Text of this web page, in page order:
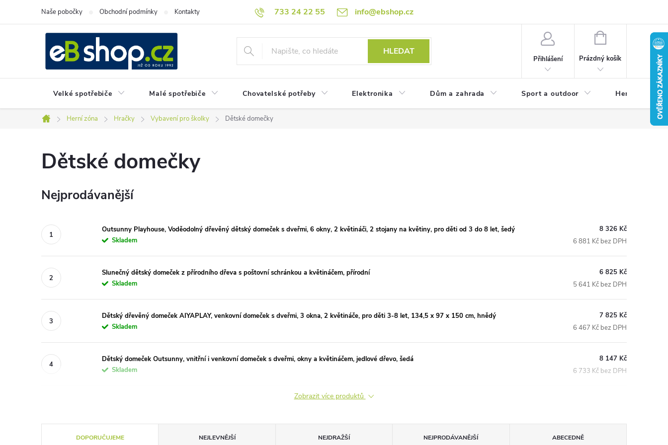
733 24 22 55 info@ebshop.cz
Naše pobočky Obchodní podmínky Kontakty
HLEDAT
Přihlášení
NÁKUPNÍ
Prázdný košík
Velké spotřebiče Malé spotřebiče Chovatelské potřeby Elektronika Dům a zahrada Sport a outdoor Herní zóna
Domů
Herní zóna Hračky Vybavení pro školky Dětské domečky
Dětské domečky
Nejprodávanější
Outsunny Playhouse, Voděodolný dřevěný dětský domeček s dveřmi, 6 okny, 2 květináči, 2 stojany na květiny, pro děti od 3 do 8 let, šedý
Skladem
8 326 Kč
6 881 Kč bez DPH
Slunečný dětský domeček z přírodního dřeva s poštovní schránkou a květináčem, přírodní
Skladem
6 825 Kč
5 641 Kč bez DPH
Dětský dřevěný domeček AIYAPLAY, venkovní domeček s dveřmi, 3 okna, 2 květináče, pro děti 3-8 let, 134,5 x 97 x 150 cm, hnědý
Skladem
7 825 Kč
6 467 Kč bez DPH
Dětský domeček Outsunny, vnitřní i venkovní domeček s dveřmi, okny a květináčem, jedlové dřevo, šedá
Skladem
8 147 Kč
6 733 Kč bez DPH
Zobrazit více produktů
DOPORUČUJEME NEJLEVNĚJŠÍ NEJDRAŽŠÍ NEJPRODÁVANĚJŠÍ ABECEDNĚ